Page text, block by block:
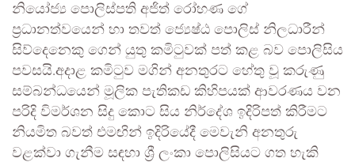
නියෝජ්‍ය පොලිස්පති අජිත් රෝහණ ගේ
ප්‍රධානත්වයෙන් හා තවත් ජ්‍යෙෂ්ඨ පොලිස් නිලධාරීන්
සිව්දෙනෙකු ගෙන් යුතු කමිටුවක් පත් කළ බව පොලිසිය
පවසයි.අදාළ කමිටුව මගින් අනතුරට හේතු වූ කරුණු
සම්බන්ධයෙන් මූලික පැතිකඩ කිහිපයක් ආවරණය වන
පරිදි විමර්ශන සිදු කොට සිය නිර්දේශ ඉදිරිපත් කිරීමට
නියමිත බවත් එමඟින් ඉදිරියේදී මෙවැනි අනතුරු
වළක්වා ගැනීම සඳහා ශ්‍රී ලංකා පොලිසියට ගත හැකි